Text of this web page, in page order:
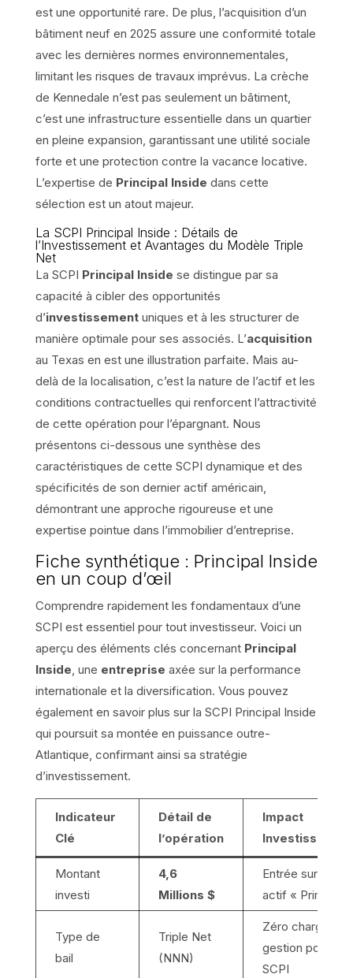
est une opportunité rare. De plus, l’acquisition d’un
bâtiment neuf en 2025 assure une conformité totale
avec les dernières normes environnementales,
limitant les risques de travaux imprévus. La crèche
de Kennedale n’est pas seulement un bâtiment,
c’est une infrastructure essentielle dans un quartier
en pleine expansion, garantissant une utilité sociale
forte et une protection contre la vacance locative.
L’expertise de Principal Inside dans cette
sélection est un atout majeur.
La SCPI Principal Inside : Détails de
l’Investissement et Avantages du Modèle Triple
Net
La SCPI Principal Inside se distingue par sa
capacité à cibler des opportunités
d’investissementuniques et à les structurer de
manière optimale pour ses associés. L’acquisition
au Texas en est une illustration parfaite. Mais au-
delà de la localisation, c’est la nature de l’actif et les
conditions contractuelles qui renforcent l’attractivité
de cette opération pour l’épargnant. Nous
présentons ci-dessous une synthèse des
caractéristiques de cette SCPI dynamique et des
spécificités de son dernier actif américain,
démontrant une approche rigoureuse et une
expertise pointue dans l’immobilier d’entreprise.
Fiche synthétique : Principal Inside
en un coup d’œil
Comprendre rapidement les fondamentaux d’une
SCPI est essentiel pour tout investisseur. Voici un
aperçu des éléments clés concernant Principal
Inside, une entreprise axée sur la performance
internationale et la diversification. Vous pouvez
également en savoir plus sur la SCPI Principal Inside
qui poursuit sa montée en puissance outre-
Atlantique, confirmant ainsi sa stratégie
d’investissement.
Indicateur
Clé
Détail de
l’opération
Impact
Investisseur
Montant
investi
4,6
Millions $
Entrée sur un
actif « Prime »
Type de
bail
Triple Net
(NNN)
Zéro charge de
gestion pour la
SCPI